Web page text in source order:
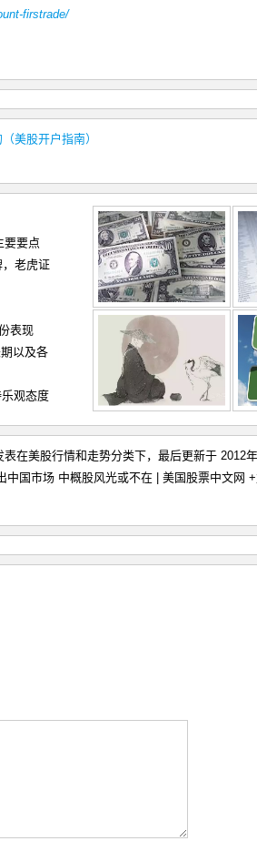
firstrade/
美股开户指南）
要要点
老虎证
表现
以及各
观态度
表在美股行情和走势分类下，最后更新于 2012
中国市场 中概股风光或不在 | 美国股票中文网